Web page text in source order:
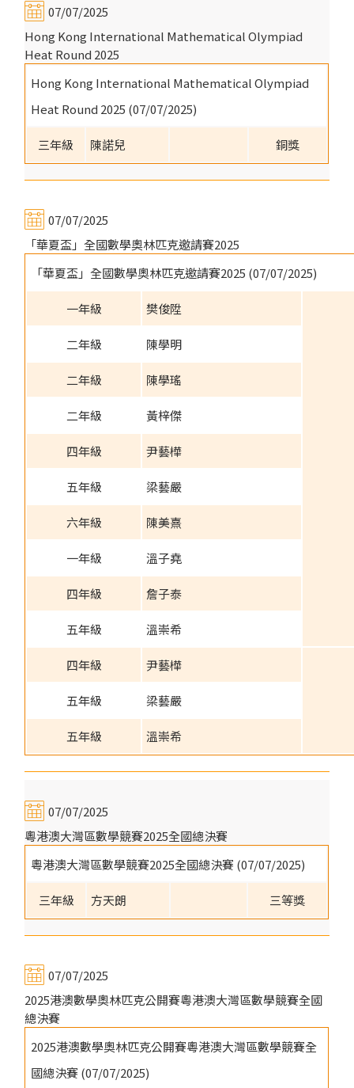
07/07/2025
Hong Kong International Mathematical Olympiad
Heat Round 2025
Hong Kong International Mathematical Olympiad
Heat Round 2025 (07/07/2025)
三年級 陳諾兒 銅獎
07/07/2025
「華夏盃」全國數學奧林匹克邀請賽2025
「華夏盃」全國數學奧林匹克邀請賽2025 (07/07/2025)
一年級 樊俊陞
二年級 陳學明
二年級 陳學瑤
二年級 黃梓傑
四年級 尹藝樺
五年級 梁藝嚴
六年級 陳美熹
一年級 溫子堯
四年級 詹子泰
五年級 溫崇希
四年級 尹藝樺
五年級 梁藝嚴
五年級 溫崇希
07/07/2025
粵港澳大灣區數學競賽2025全國總決賽
粵港澳大灣區數學競賽2025全國總決賽 (07/07/2025)
三年級 方天朗 三等獎
07/07/2025
2025港澳數學奧林匹克公開賽粵港澳大灣區數學競賽全國
總決賽
2025港澳數學奧林匹克公開賽粵港澳大灣區數學競賽全
國總決賽 (07/07/2025)